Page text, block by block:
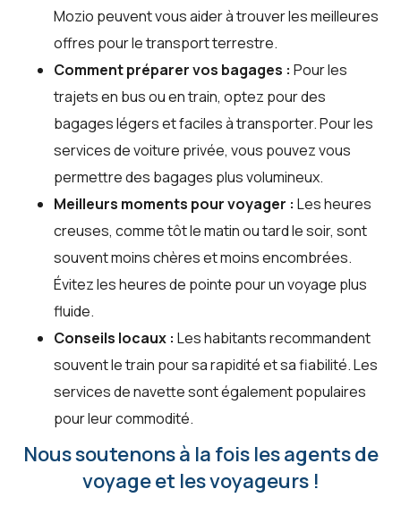
Mozio peuvent vous aider à trouver les meilleures
offres pour le transport terrestre.
Comment préparer vos bagages : Pour les
trajets en bus ou en train, optez pour des
bagages légers et faciles à transporter. Pour les
services de voiture privée, vous pouvez vous
permettre des bagages plus volumineux.
Meilleurs moments pour voyager : Les heures
creuses, comme tôt le matin ou tard le soir, sont
souvent moins chères et moins encombrées.
Évitez les heures de pointe pour un voyage plus
fluide.
Conseils locaux : Les habitants recommandent
souvent le train pour sa rapidité et sa fiabilité. Les
services de navette sont également populaires
pour leur commodité.
Nous soutenons à la fois les agents de
voyage et les voyageurs !